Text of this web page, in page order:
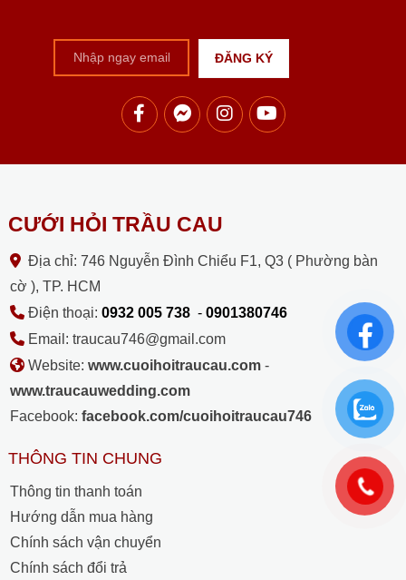
CƯỚI HỎI TRẦU CAU
Địa chỉ: 746 Nguyễn Đình Chiểu F1, Q3 ( Phường bàn
cờ ), TP. HCM
Điện thoại: 0932 005 738- 0901380746
Email: traucau746@gmail.com
Website: www.cuoihoitraucau.com -
www.traucauwedding.com
Facebook: facebook.com/cuoihoitraucau746
THÔNG TIN CHUNG
Thông tin thanh toán
Hướng dẫn mua hàng
Chính sách vận chuyển
Chính sách đổi trả